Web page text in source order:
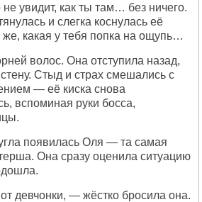
увидит, как ты там… без ничего.
и слегка коснулась её
какая у тебя попка на ощупь…
волос. Она отступила назад,
Стыд и страх смешались с
— её киска снова
вспоминая руки босса,
появилась Оля — та самая
Она сразу оценила ситуацию
девчонки, — жёстко бросила она.